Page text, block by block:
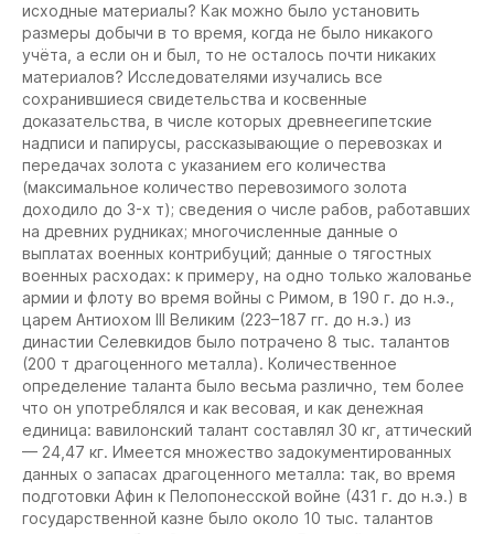
исходные материалы? Как можно было установить
размеры добычи в то время, когда не было никакого
учёта, а если он и был, то не осталось почти никаких
материалов? Исследователями изучались все
сохранившиеся свидетельства и косвенные
доказательства, в числе которых древнеегипетские
надписи и папирусы, рассказывающие о перевозках и
передачах золота с указанием его количества
(максимальное количество перевозимого золота
доходило до 3-х т); сведения о числе рабов, работавших
на древних рудниках; многочисленные данные о
выплатах военных контрибуций; данные о тягостных
военных расходах: к примеру, на одно только жалованье
армии и флоту во время войны с Римом, в 190 г. до н.э.,
царем Антиохом III Великим (223–187 гг. до н.э.) из
династии Селевкидов было потрачено 8 тыс. талантов
(200 т драгоценного металла). Количественное
определение таланта было весьма различно, тем более
что он употреблялся и как весовая, и как денежная
единица: вавилонский талант составлял 30 кг, аттический
— 24,47 кг. Имеется множество задокументированных
данных о запасах драгоценного металла: так, во время
подготовки Афин к Пелопонесской войне (431 г. до н.э.) в
государственной казне было около 10 тыс. талантов